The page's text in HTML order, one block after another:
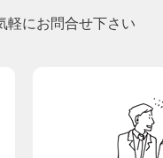
軽にお問合せ下さい